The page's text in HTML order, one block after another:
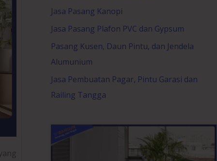
Jasa Pasang Kanopi
Jasa Pasang Plafon PVC dan Gypsum
Pasang Kusen, Daun Pintu, dan Jendela
Alumunium
Jasa Pembuatan Pagar, Pintu Garasi dan
Railing Tangga